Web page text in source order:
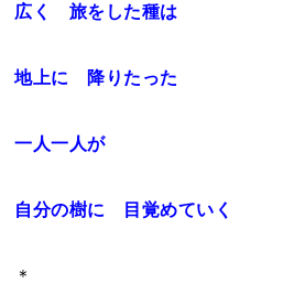
広く 旅をした種は
地上に 降りたった
一人一人が
自分の樹に 目覚めていく
＊